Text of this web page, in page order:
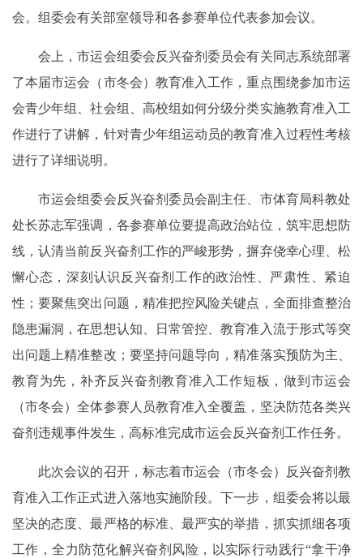
会。组委会有关部室领导和各参赛单位代表参加会议。
会上，市运会组委会反兴奋剂委员会有关同志系统部署
了本届市运会（市冬会）教育准入工作，重点围绕参加市运
会青少年组、社会组、高校组如何分级分类实施教育准入工
作进行了讲解，针对青少年组运动员的教育准入过程性考核
进行了详细说明。
市运会组委会反兴奋剂委员会副主任、市体育局科教处
处长苏志军强调，各参赛单位要提高政治站位，筑牢思想防
线，认清当前反兴奋剂工作的严峻形势，摒弃侥幸心理、松
懈心态，深刻认识反兴奋剂工作的政治性、严肃性、紧迫
性；要聚焦突出问题，精准把控风险关键点，全面排查整治
隐患漏洞，在思想认知、日常管控、教育准入流于形式等突
出问题上精准整改；要坚持问题导向，精准落实预防为主、
教育为先，补齐反兴奋剂教育准入工作短板，做到市运会
（市冬会）全体参赛人员教育准入全覆盖，坚决防范各类兴
奋剂违规事件发生，高标准完成市运会反兴奋剂工作任务。
此次会议的召开，标志着市运会（市冬会）反兴奋剂教
育准入工作正式进入落地实施阶段。下一步，组委会将以最
坚决的态度、最严格的标准、最严实的举措，抓实抓细各项
工作，全力防范化解兴奋剂风险，以实际行动践行“拿干净